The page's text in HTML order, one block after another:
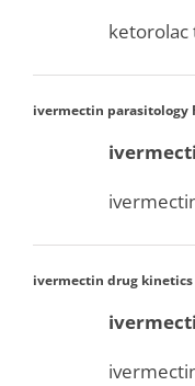
ivermectin parasitology
ivermectin drug kinetics